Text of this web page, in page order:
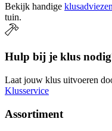
Bekijk handige klusadviezen
tuin.
Hulp bij je klus
Laat jouw klus uitvoeren
Klusservice
Assortiment